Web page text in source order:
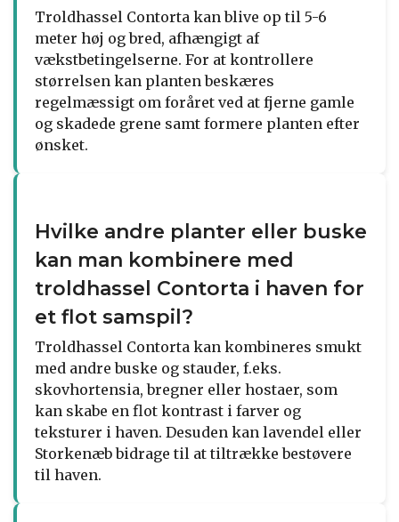
Troldhassel Contorta kan blive op til 5-6
meter høj og bred, afhængigt af
vækstbetingelserne. For at kontrollere
størrelsen kan planten beskæres
regelmæssigt om foråret ved at fjerne gamle
og skadede grene samt formere planten efter
ønsket.
Hvilke andre planter eller buske
kan man kombinere med
troldhassel Contorta i haven for
et flot samspil?
Troldhassel Contorta kan kombineres smukt
med andre buske og stauder, f.eks.
skovhortensia, bregner eller hostaer, som
kan skabe en flot kontrast i farver og
teksturer i haven. Desuden kan lavendel eller
Storkenæb bidrage til at tiltrække bestøvere
til haven.